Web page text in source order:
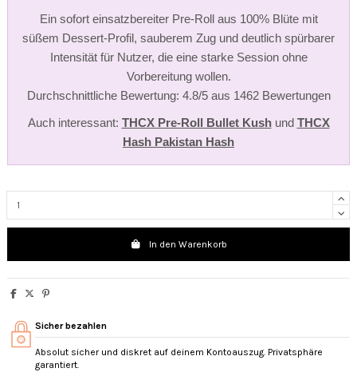
Ein sofort einsatzbereiter Pre-Roll aus 100% Blüte mit
süßem Dessert-Profil, sauberem Zug und deutlich spürbarer
Intensität für Nutzer, die eine starke Session ohne
Vorbereitung wollen.
Durchschnittliche Bewertung: 4.8/5 aus 1462 Bewertungen
Auch interessant: THCX Pre-Roll Bullet Kushund THCX
Hash Pakistan Hash
In den Warenkorb
Sicher bezahlen
Absolut sicher und diskret auf deinem Kontoauszug. Privatsphäre
garantiert.